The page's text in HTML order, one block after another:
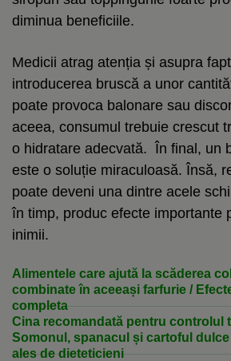
diminua beneficiile.
Medicii atrag atenția și asupra
introducerea bruscă a unor
poate provoca balonare sau
aceea, consumul trebuie crescut
o hidratare adecvată. În final, un
este o soluție miraculoasă. Însă,
poate deveni una dintre acele
în timp, produc efecte importante
inimii.
Alimentele care ajută la scăderea
combinate în aceeași farfurie /
completa
Cina recomandată pentru controlul
Somonul, spanacul și cartoful dulce
ales de dieteticieni